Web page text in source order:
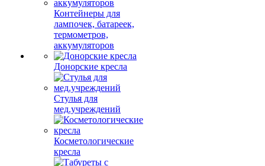
Контейнеры для
лампочек, батареек,
термометров,
аккумуляторов
Донорские кресла
Стулья для
мед.учреждений
Косметологические
кресла